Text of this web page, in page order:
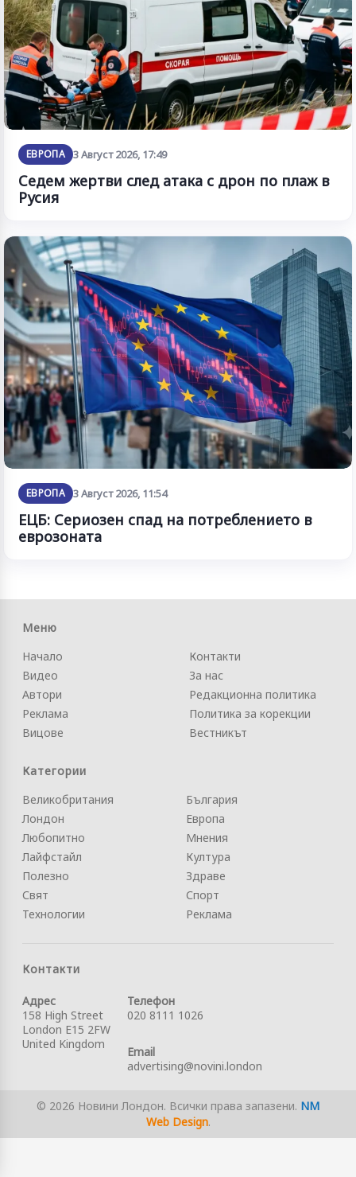
ЕВРОПА 3 Август 2026, 17:49
Седем жертви след атака с дрон по плаж в
Русия
ЕВРОПА 3 Август 2026, 11:54
ЕЦБ: Сериозен спад на потреблението в
еврозоната
Меню
Начало
Видео
Автори
Реклама
Вицове
Контакти
За нас
Редакционна политика
Политика за корекции
Вестникът
Категории
Великобритания
Лондон
Любопитно
Лайфстайл
Полезно
Свят
Технологии
България
Европа
Мнения
Култура
Здраве
Спорт
Реклама
Контакти
Адрес
158 High Street
London E15 2FW
United Kingdom
Телефон
020 8111 1026
Email
advertising@novini.london
© 2026 Новини Лондон. Всички права запазени. NM
Web Design.